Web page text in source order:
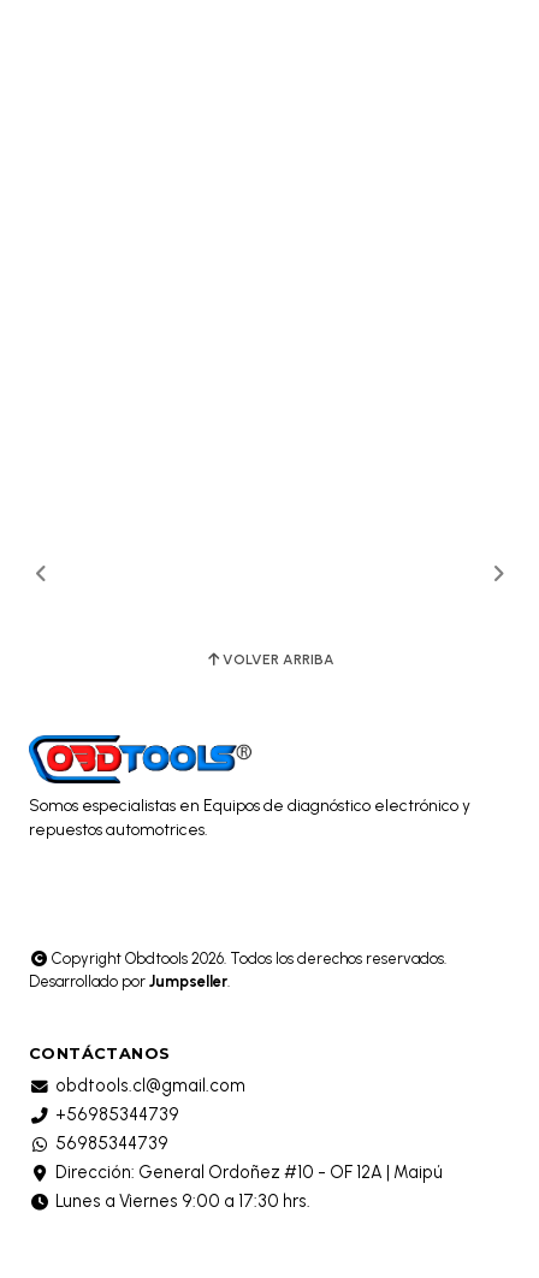
VOLVER ARRIBA
Somos especialistas en Equipos de diagnóstico electrónico y
repuestos automotrices.
Copyright Obdtools 2026. Todos los derechos reservados.
Desarrollado por Jumpseller.
CONTÁCTANOS
obdtools.cl@gmail.com
+56985344739
56985344739
Dirección: General Ordoñez #10 - OF 12A | Maipú
Lunes a Viernes 9:00 a 17:30 hrs.